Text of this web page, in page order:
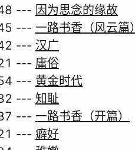
--- 因为思念的缘故
--- 一路书香（风云篇）
--- 汉广
--- 庸俗
--- 黄金时代
--- 知耻
--- 一路书香（开篇）
--- 癖好